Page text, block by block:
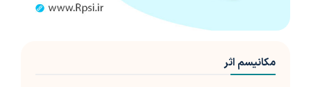
مکانیسم اثر